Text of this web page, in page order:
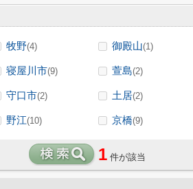
牧野(4) 御殿山(1)
寝屋川市(9) 萱島(2)
守口市(2) 土居(2)
野江(10) 京橋(9)
1 件が該当